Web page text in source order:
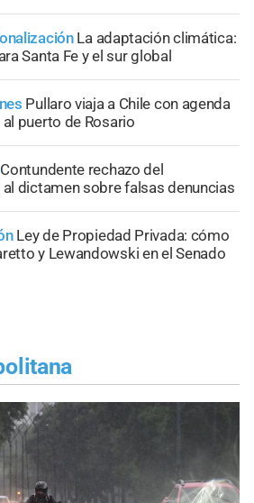
La adaptación climática:
Santa Fe y el sur global
Pullaro viaja a Chile con agenda
puerto de Rosario
Contundente rechazo del
dictamen sobre falsas denuncias
Ley de Propiedad Privada: cómo
y Lewandowski en el Senado